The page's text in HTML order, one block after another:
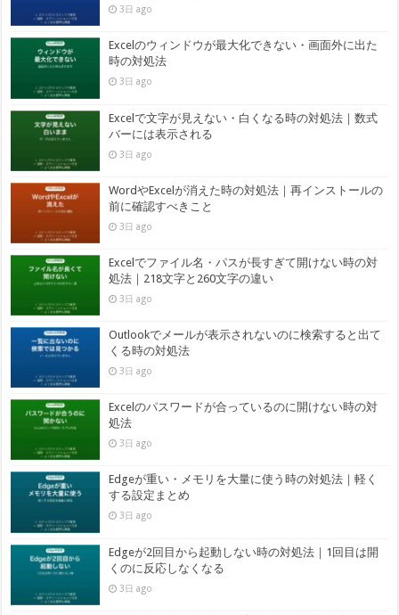
3日 ago
Excelのウィンドウが最大化できない・画面外に出た
時の対処法
3日 ago
Excelで文字が見えない・白くなる時の対処法｜数式
バーには表示される
3日 ago
WordやExcelが消えた時の対処法｜再インストールの
前に確認すべきこと
3日 ago
Excelでファイル名・パスが長すぎて開けない時の対
処法｜218文字と260文字の違い
3日 ago
Outlookでメールが表示されないのに検索すると出て
くる時の対処法
3日 ago
Excelのパスワードが合っているのに開けない時の対
処法
3日 ago
Edgeが重い・メモリを大量に使う時の対処法｜軽く
する設定まとめ
3日 ago
Edgeが2回目から起動しない時の対処法｜1回目は開
くのに反応しなくなる
3日 ago